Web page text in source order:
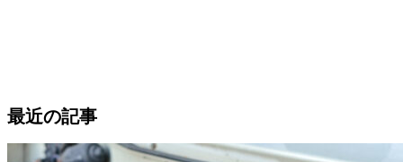
最近の記事